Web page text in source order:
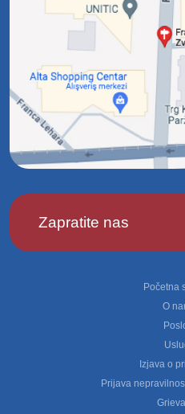
Zapratite nas
Početna
O
Izjava o
Prijava